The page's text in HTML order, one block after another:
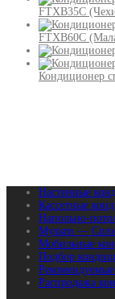
FTXB35C
FTXB60C
Кондиционер
Настенные
Кассетные
Напольно-
Мульти —
Мобильные
Подбор
Распродажа